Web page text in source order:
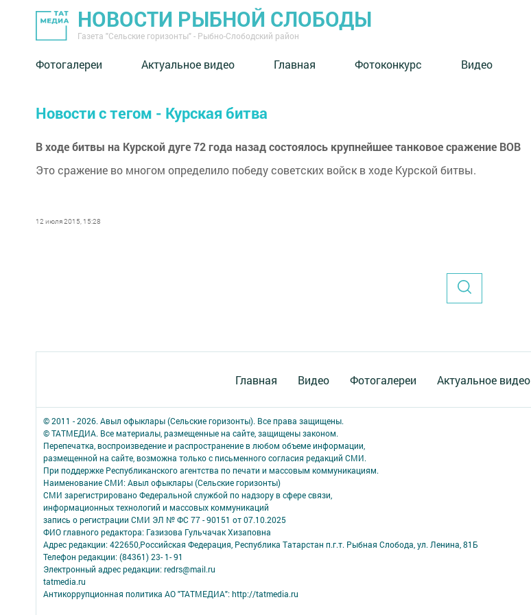
НОВОСТИ РЫБНОЙ СЛОБОДЫ
Газета "Сельские горизонты" - Рыбно-Слободский район
Фотогалереи Актуальное видео Главная Фотоконкурс Видео
Новости с тегом - Курская битва
В ходе битвы на Курской дуге 72 года назад состоялось крупнейшее танковое сражение ВОВ
Это сражение во многом определило победу советских войск в ходе Курской битвы.
12 июля 2015, 15:28
Главная Видео Фотогалереи Актуальное видео
© 2011 - 2026. Авыл офыклары (Сельские горизонты). Все права защищены.
© ТАТМЕДИА. Все материалы, размещенные на сайте, защищены законом.
Перепечатка, воспроизведение и распространение в любом объеме информации,
размещенной на сайте, возможна только с письменного согласия редакций СМИ.
При поддержке Республиканского агентства по печати и массовым коммуникациям.
Наименование СМИ: Авыл офыклары (Сельские горизонты)
СМИ зарегистрировано Федеральной службой по надзору в сфере связи,
информационных технологий и массовых коммуникаций
запись о регистрации СМИ ЭЛ № ФС 77 - 90151 от 07.10.2025
ФИО главного редактора: Газизова Гульчачак Хизаповна
Адрес редакции: 422650,Российская Федерация, Республика Татарстан п.г.т. Рыбная Слобода, ул. Ленина, 81Б
Телефон редакции: (84361) 23- 1- 91
Электронный адрес редакции: redrs@mail.ru
tatmedia.ru
Антикоррупционная политика АО "ТАТМЕДИА": http://tatmedia.ru